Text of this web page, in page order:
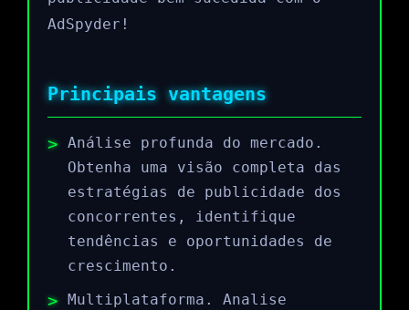
AdSpyder!
Principais vantagens
Análise profunda do mercado.
Obtenha uma visão completa das
estratégias de publicidade dos
concorrentes, identifique
tendências e oportunidades de
crescimento.
Multiplataforma. Analise